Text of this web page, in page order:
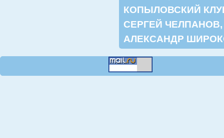
КОПЫЛОВСКИЙ
СЕРГЕЙ ЧЕЛПАНОВ
АЛЕКСАНДР